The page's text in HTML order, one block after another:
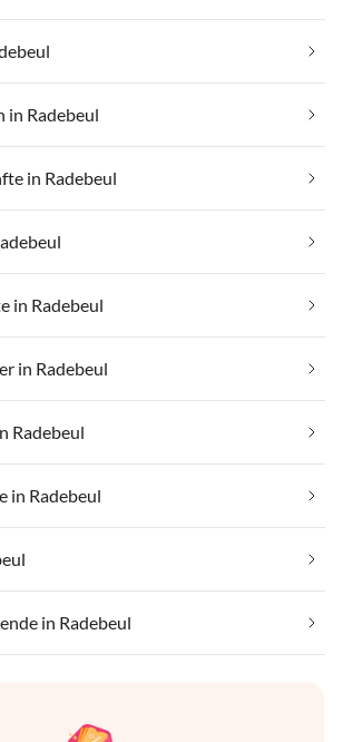
in Radebeul
in Radebeul
in Radebeul
in Radebeul
Radebeul
in Radebeul
in Radebeul